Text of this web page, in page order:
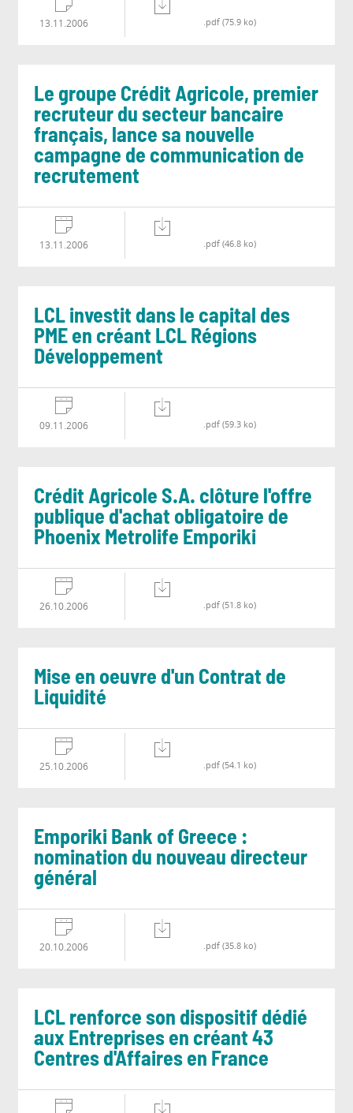
13.11.2006 .pdf (75.9 ko)
Le groupe Crédit Agricole, premier
recruteur du secteur bancaire
français, lance sa nouvelle
campagne de communication de
recrutement
13.11.2006 .pdf (46.8 ko)
LCL investit dans le capital des
PME en créant LCL Régions
Développement
09.11.2006 .pdf (59.3 ko)
Crédit Agricole S.A. clôture l'offre
publique d'achat obligatoire de
Phoenix Metrolife Emporiki
26.10.2006 .pdf (51.8 ko)
Mise en oeuvre d'un Contrat de
Liquidité
25.10.2006 .pdf (54.1 ko)
Emporiki Bank of Greece :
nomination du nouveau directeur
général
20.10.2006 .pdf (35.8 ko)
LCL renforce son dispositif dédié
aux Entreprises en créant 43
Centres d'Affaires en France